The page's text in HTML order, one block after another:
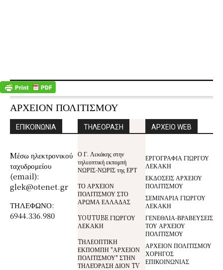
ΑΡΧΕΙΟΝ ΠΟΛΙΤΙΣΜΟΥ
ΕΠΙΚΟΙΝΩΝΙΑ
Mέσω ηλεκτρονικού
ταχυδρομείου
(email):
glek@otenet.gr
ΤΗΛΕΦΩΝΟ:
6944.336.980
ΤΗΛΕΟΡΑΣΗ
Ο Γ. Λεκάκης στην
τηλεοπτική εκπομπή
ΝΩΡΙΣ-ΝΩΡΙΣ της ΕΡΤ
ΤΟ ΑΡΧΕΙΟΝ
ΠΟΛΙΤΙΣΜΟΥ ΣΤΟ
ΑΡΩΜΑ ΕΛΛΑΔΑΣ
YOUTUBE ΓΙΩΡΓΟΥ
ΛΕΚΑΚΗ
TΗΛΕΟΠΤΙΚΗ
ΕΚΠΟΜΠΗ "ΑΡΧΕΙΟΝ
ΠΟΛΙΤΙΣΜΟΥ" ΣΤΗΝ
ΤΗΛΕΌΡΑΣΗ ΔΙΟΝ TV
ΑΡΧΕΙΟ WEB
ΕΡΓΟΓΡΑΦΙΑ ΓΙΩΡΓΟΥ
ΛΕΚΑΚΗ
ΕΚΔΟΣΕΙΣ ΑΡΧΕΙΟΥ
ΠΟΛΙΤΙΣΜΟΥ
ΣΕΜΙΝΑΡΙΑ ΓΙΩΡΓΟΥ
ΛΕΚΑΚΗ
ΓΕΝΕΘΛΙΑ-ΒΡΑΒΕΥΣΕΙΣ
ΤΟΥ ΑΡΧΕΙΟΥ
ΠΟΛΙΤΙΣΜΟΥ
ΑΡΧΕΙΟΝ ΠΟΛΙΤΙΣΜΟΥ
ΧΟΡΗΓΟΣ
ΕΠΙΚΟΙΝΩΝΙΑΣ